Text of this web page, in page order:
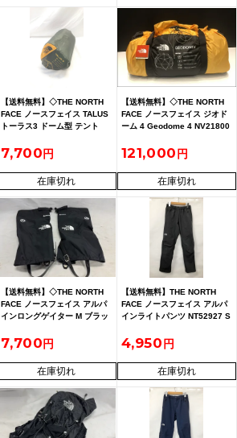
【送料無料】◇THE NORTH
FACE ノースフェイス TALUS
トーラス3 ドーム型 テント
7,700
在庫切れ
【送料無料】◇THE NORTH
FACE ノースフェイス ジオド
ーム 4 Geodome 4 NV21800
121,000
在庫切れ
【送料無料】◇THE NORTH
FACE ノースフェイス アルパ
インロングゲイター M ブラッ
7,700
在庫切れ
【送料無料】THE NORTH
FACE ノースフェイス アルパ
インライトパンツ NT52927 S
4,950
在庫切れ